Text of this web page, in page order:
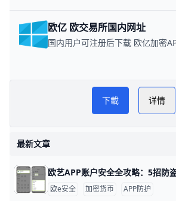
欧亿 欧交易所国内网址
易配区币圈网
下載 详情
最新文章
欧e安全 加密货币 APP防护